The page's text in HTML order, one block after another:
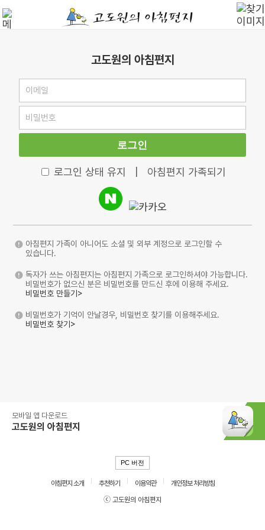
고도원의 아침편지
로그인
로그인 상태 유지 아침편지 가족되기
아침편지 가족이 아니어도 소셜 및 외부 계정으로 로그인할 수
있습니다.
독자가 쓰는 아침편지는 아침편지 가족으로 로그인하셔야 가능합니다.
비밀번호가 없으신 분은 비밀번호를 만드신 후에 이용해 주세요.
비밀번호 만들기>
비밀번호가 기억이 안날경우, 비밀번호 찾기를 이용해주세요.
비밀번호 찾기>
모바일 앱 다운로드
고도원의 아침편지
PC 버전
아침편지 소개 추천하기 이용약관
개인정보 처리방침
ⓒ 고도원의 아침편지